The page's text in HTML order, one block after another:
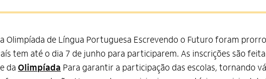
Olimpíada de Língua Portuguesa Escrevendo o Futuro foram
tem até o dia 7 de junho para participarem. As inscrições são
e daOlimpíada Para garantir a participação das escolas, tornando